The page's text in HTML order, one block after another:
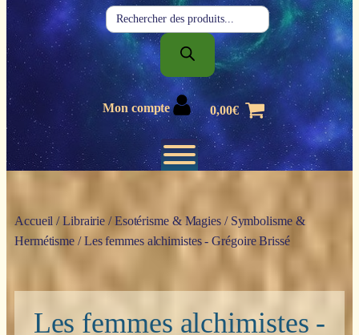
Recherche
de
produits
Mon compte 0,00€
Accueil /Librairie /Esotérisme & Magies/ Symbolisme &
Hermétisme / Les femmes alchimistes - Grégoire Brissé
Les femmes alchimistes -